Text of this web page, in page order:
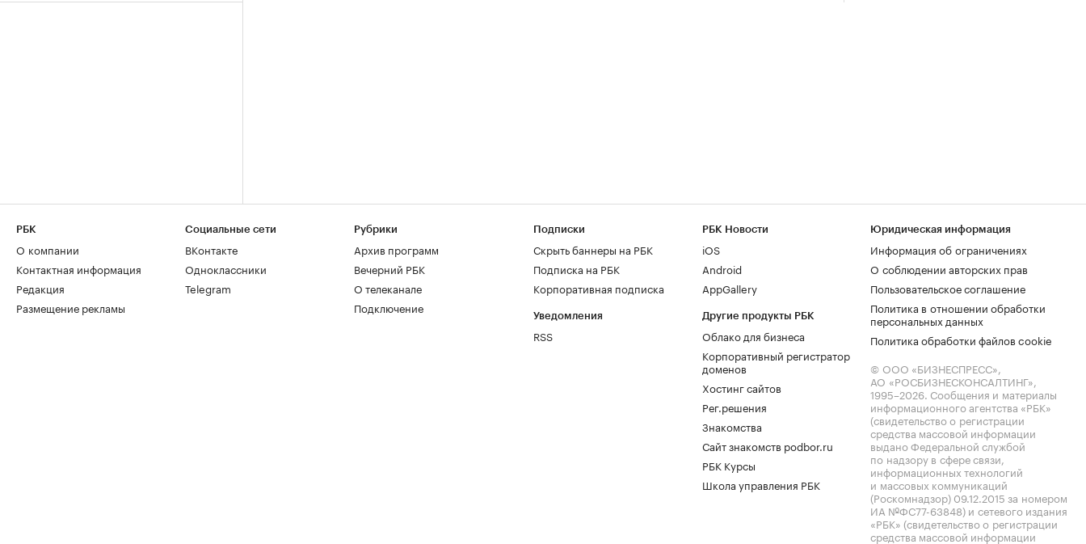
РБК
О компании
Контактная информация
Редакция
Размещение рекламы
Социальные сети
ВКонтакте
Одноклассники
Telegram
Рубрики
Архив программ
Вечерний РБК
О телеканале
Подключение
Подписки
Скрыть баннеры на РБК
Подписка на РБК
Корпоративная подписка
Уведомления
RSS
РБК Новости
iOS
Android
AppGallery
Другие продукты РБК
Облако для бизнеса
Корпоративный регистратор
доменов
Хостинг сайтов
Рег.решения
Знакомства
Сайт знакомств podbor.ru
РБК Курсы
Школа управления РБК
Юридическая информация
Информация об ограничениях
О соблюдении авторских прав
Пользовательское соглашение
Политика в отношении обработки
персональных данных
Политика обработки файлов cookie
© ООО «БИЗНЕСПРЕСС»,
АО «РОСБИЗНЕСКОНСАЛТИНГ»,
1995–2026. Сообщения и материалы
информационного агентства «РБК»
(свидетельство о регистрации
средства массовой информации
выдано Федеральной службой
по надзору в сфере связи,
информационных технологий
и массовых коммуникаций
(Роскомнадзор) 09.12.2015 за номером
ИА №ФС77-63848) и сетевого издания
«РБК» (свидетельство о регистрации
средства массовой информации